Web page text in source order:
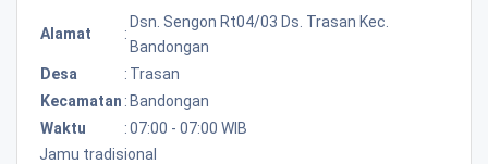
Alamat :
Dsn. Sengon Rt04/03 Ds. Trasan Kec.
Bandongan
Desa
: Trasan
Kecamatan : Bandongan
Waktu
:07:00 - 07:00 WIB
Jamu tradisional